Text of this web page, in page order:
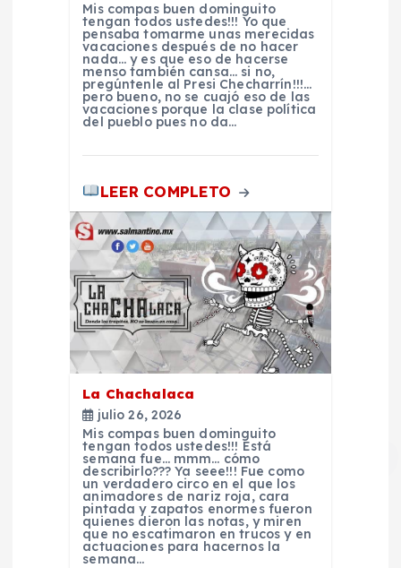
Mis compas buen dominguito
tengan todos ustedes!!! Yo que
pensaba tomarme unas merecidas
vacaciones después de no hacer
nada… y es que eso de hacerse
menso también cansa… si no,
pregúntenle al Presi Checharrín!!!…
pero bueno, no se cuajó eso de las
vacaciones porque la clase política
del pueblo pues no da…
LEER COMPLETO
La Chachalaca
julio 26, 2026
Mis compas buen dominguito
tengan todos ustedes!!! Está
semana fue… mmm… cómo
describirlo??? Ya seee!!! Fue como
un verdadero circo en el que los
animadores de nariz roja, cara
pintada y zapatos enormes fueron
quienes dieron las notas, y miren
que no escatimaron en trucos y en
actuaciones para hacernos la
semana…